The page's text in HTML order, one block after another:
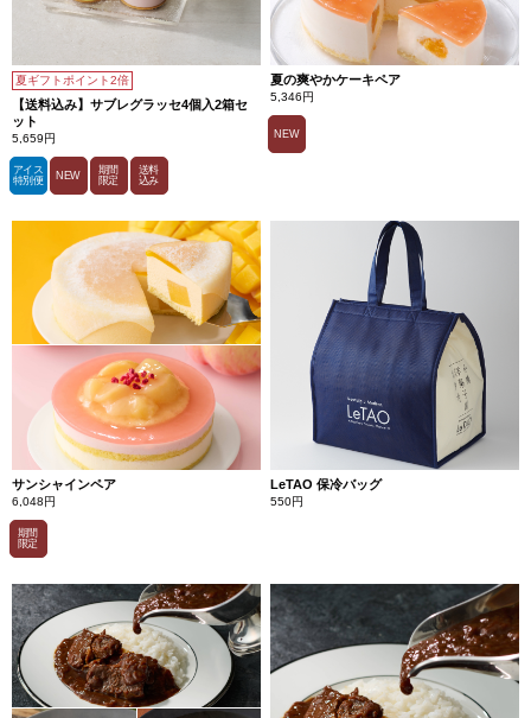
夏ギフトポイント2倍
【送料込み】サブレグラッセ4個入2箱セ
ット
5,659円
アイス
特別便
NEW
期間
限定
送料
込み
夏の爽やかケーキペア
5,346円
NEW
サンシャインペア
6,048円
期間
限定
LeTAO 保冷バッグ
550円